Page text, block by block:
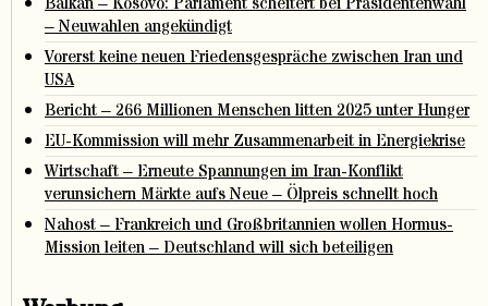
– Neuwahlen angekündigt
Vorerst keine neuen Friedensgespräche zwischen Iran und
USA
Bericht – 266 Millionen Menschen litten 2025 unter Hunger
EU-Kommission will mehr Zusammenarbeit in Energiekrise
Wirtschaft – Erneute Spannungen im Iran-Konflikt
verunsichern Märkte aufs Neue – Ölpreis schnellt hoch
Nahost – Frankreich und Großbritannien wollen Hormus-
Mission leiten – Deutschland will sich beteiligen